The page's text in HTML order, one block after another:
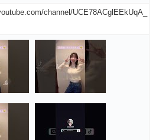
channel/UCE78ACglEEkUqA_